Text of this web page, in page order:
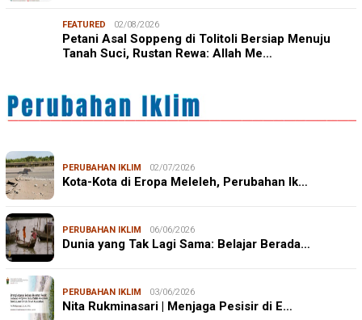
FEATURED 02/08/2026
Petani Asal Soppeng di Tolitoli Bersiap Menuju
Tanah Suci, Rustan Rewa: Allah Me…
PERUBAHAN IKLIM 02/07/2026
Kota-Kota di Eropa Meleleh, Perubahan Ik…
PERUBAHAN IKLIM 06/06/2026
Dunia yang Tak Lagi Sama: Belajar Berada…
PERUBAHAN IKLIM 03/06/2026
Nita Rukminasari | Menjaga Pesisir di E…